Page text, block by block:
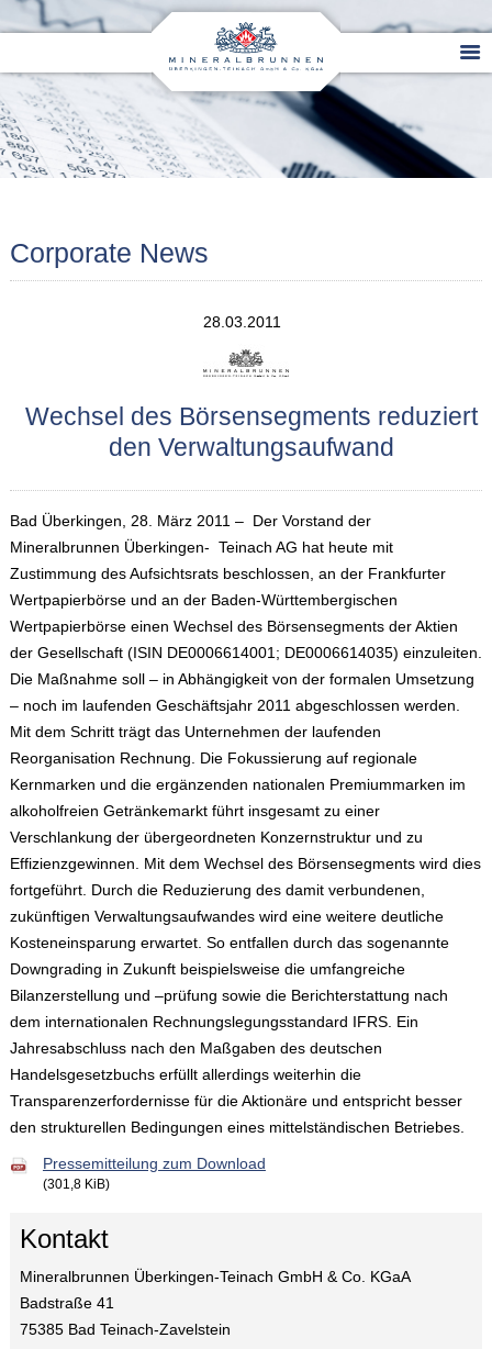
Corporate News
28.03.2011
Wechsel des Börsensegments reduziert
den Verwaltungsaufwand
Bad Überkingen, 28. März 2011 – Der Vorstand der
Mineralbrunnen Überkingen- Teinach AG hat heute mit
Zustimmung des Aufsichtsrats beschlossen, an der Frankfurter
Wertpapierbörse und an der Baden-Württembergischen
Wertpapierbörse einen Wechsel des Börsensegments der Aktien
der Gesellschaft (ISIN DE0006614001; DE0006614035) einzuleiten.
Die Maßnahme soll – in Abhängigkeit von der formalen Umsetzung
– noch im laufenden Geschäftsjahr 2011 abgeschlossen werden.
Mit dem Schritt trägt das Unternehmen der laufenden
Reorganisation Rechnung. Die Fokussierung auf regionale
Kernmarken und die ergänzenden nationalen Premiummarken im
alkoholfreien Getränkemarkt führt insgesamt zu einer
Verschlankung der übergeordneten Konzernstruktur und zu
Effizienzgewinnen. Mit dem Wechsel des Börsensegments wird dies
fortgeführt. Durch die Reduzierung des damit verbundenen,
zukünftigen Verwaltungsaufwandes wird eine weitere deutliche
Kosteneinsparung erwartet. So entfallen durch das sogenannte
Downgrading in Zukunft beispielsweise die umfangreiche
Bilanzerstellung und –prüfung sowie die Berichterstattung nach
dem internationalen Rechnungslegungsstandard IFRS. Ein
Jahresabschluss nach den Maßgaben des deutschen
Handelsgesetzbuchs erfüllt allerdings weiterhin die
Transparenzerfordernisse für die Aktionäre und entspricht besser
den strukturellen Bedingungen eines mittelständischen Betriebes.
Pressemitteilung zum Download
(301,8 KiB)
Kontakt
Mineralbrunnen Überkingen-Teinach GmbH & Co. KGaA
Badstraße 41
75385 Bad Teinach-Zavelstein